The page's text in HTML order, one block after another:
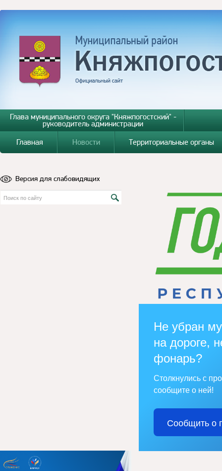
Глава муниципального округа "Княжпогостский" -
руководитель администрации
Главная
Новости Территориальные органы
Версия для слабовидящих
Не убран
на дороге,
фонарь?
Столкнулись с
сообщите о ней!
Сообщить о